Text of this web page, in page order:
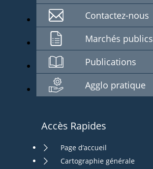
Contactez-nous
Marchés publics
Publications
Agglo pratique
Accès Rapides
Page d’accueil
Cartographie générale